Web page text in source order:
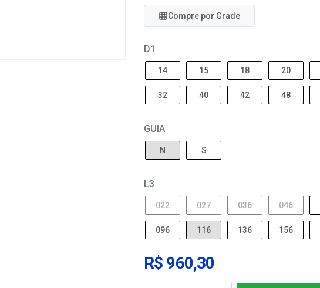
Compre por Grade
D1
14 15 18 20
32 40 42 48
GUIA
N S
L3
022 027 036 046
096 116 136 156
R$ 960,30